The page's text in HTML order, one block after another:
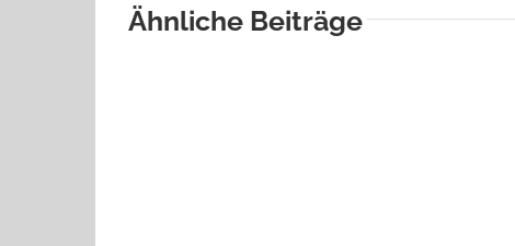
Ähnliche Beiträge